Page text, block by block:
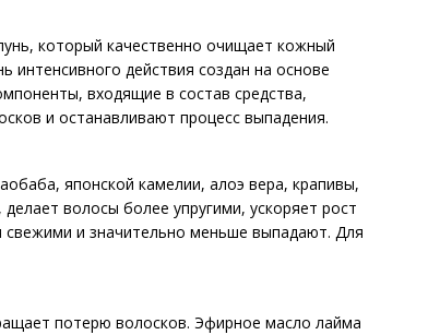
который качественно очищает кожный
интенсивного действия создан на основе
входящие в состав средства,
и останавливают процесс выпадения.
японской камелии, алоэ вера, крапивы,
волосы более упругими, ускоряет рост
и значительно меньше выпадают. Для
потерю волосков. Эфирное масло лайма